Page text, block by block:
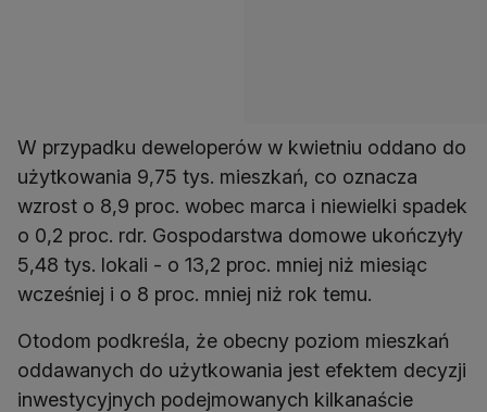
W przypadku deweloperów w kwietniu oddano do
użytkowania 9,75 tys. mieszkań, co oznacza
wzrost o 8,9 proc. wobec marca i niewielki spadek
o 0,2 proc. rdr. Gospodarstwa domowe ukończyły
5,48 tys. lokali - o 13,2 proc. mniej niż miesiąc
wcześniej i o 8 proc. mniej niż rok temu.
Otodom podkreśla, że obecny poziom mieszkań
oddawanych do użytkowania jest efektem decyzji
inwestycyjnych podejmowanych kilkanaście